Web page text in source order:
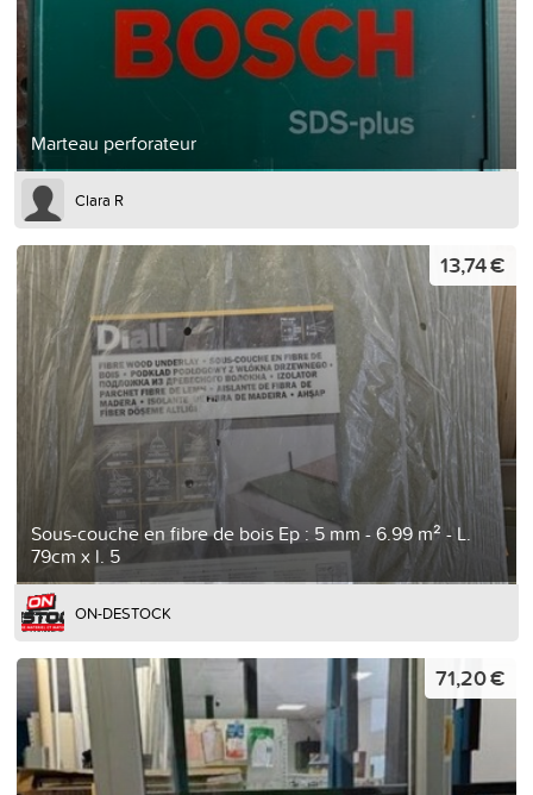
Marteau perforateur
Clara R
Sous-couche en fibre de bois Ep : 5 mm - 6.99 m² - L.
79cm x l. 5
13,74 €
ON-DESTOCK
71,20 €